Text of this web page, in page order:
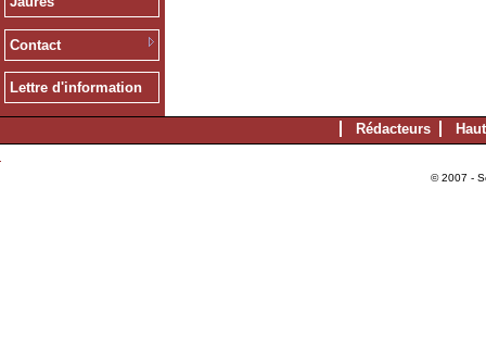
Contact
Lettre d'information
Rédacteurs
© 2007 -